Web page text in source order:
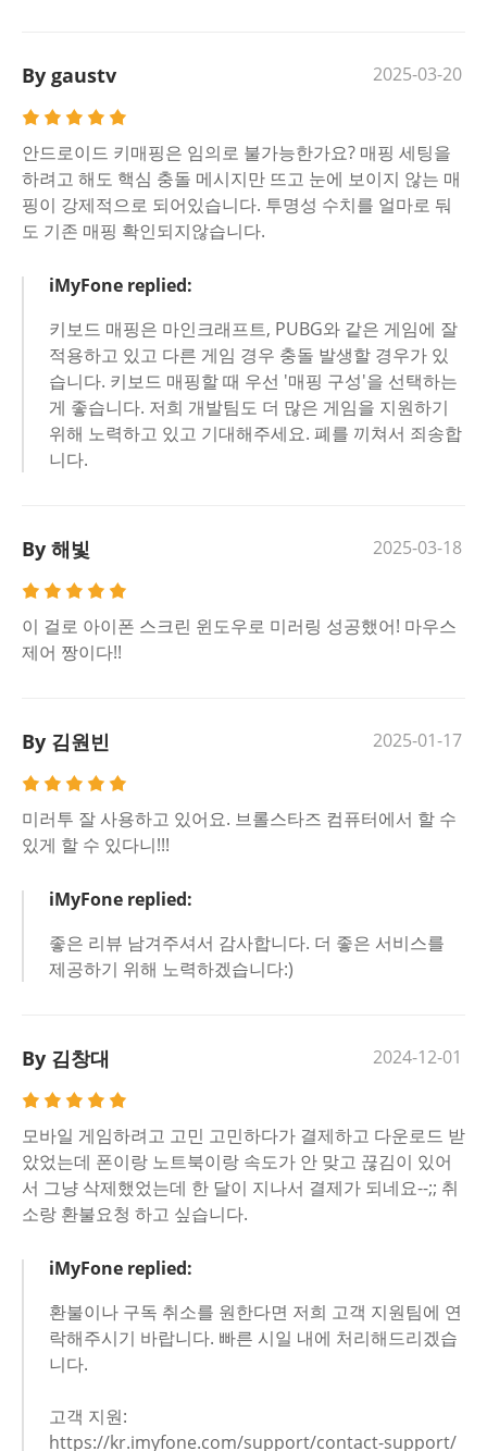
By gaustv 2025-03-20
안드로이드 키매핑은 임의로 불가능한가요? 매핑 세팅을
하려고 해도 핵심 충돌 메시지만 뜨고 눈에 보이지 않는 매
핑이 강제적으로 되어있습니다. 투명성 수치를 얼마로 둬
도 기존 매핑 확인되지않습니다.
iMyFone replied:
키보드 매핑은 마인크래프트, PUBG와 같은 게임에 잘
적용하고 있고 다른 게임 경우 충돌 발생할 경우가 있
습니다. 키보드 매핑할 때 우선 '매핑 구성'을 선택하는
게 좋습니다. 저희 개발팀도 더 많은 게임을 지원하기
위해 노력하고 있고 기대해주세요. 폐를 끼쳐서 죄송합
니다.
By 해빛 2025-03-18
이 걸로 아이폰 스크린 윈도우로 미러링 성공했어! 마우스
제어 짱이다!!
By 김원빈 2025-01-17
미러투 잘 사용하고 있어요. 브롤스타즈 컴퓨터에서 할 수
있게 할 수 있다니!!!
iMyFone replied:
좋은 리뷰 남겨주셔서 감사합니다. 더 좋은 서비스를
제공하기 위해 노력하겠습니다:)
By 김창대 2024-12-01
모바일 게임하려고 고민 고민하다가 결제하고 다운로드 받
았었는데 폰이랑 노트북이랑 속도가 안 맞고 끊김이 있어
서 그냥 삭제했었는데 한 달이 지나서 결제가 되네요--;; 취
소랑 환불요청 하고 싶습니다.
iMyFone replied:
환불이나 구독 취소를 원한다면 저희 고객 지원팀에 연
락해주시기 바랍니다. 빠른 시일 내에 처리해드리겠습
니다.
고객 지원:
https://kr.imyfone.com/support/contact-support/